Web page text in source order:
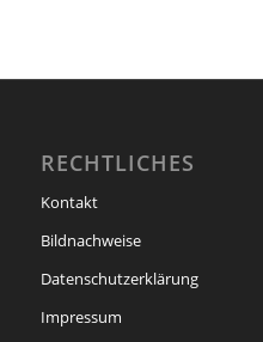
RECHTLICHES
Kontakt
Bildnachweise
Datenschutzerklärung
Impressum